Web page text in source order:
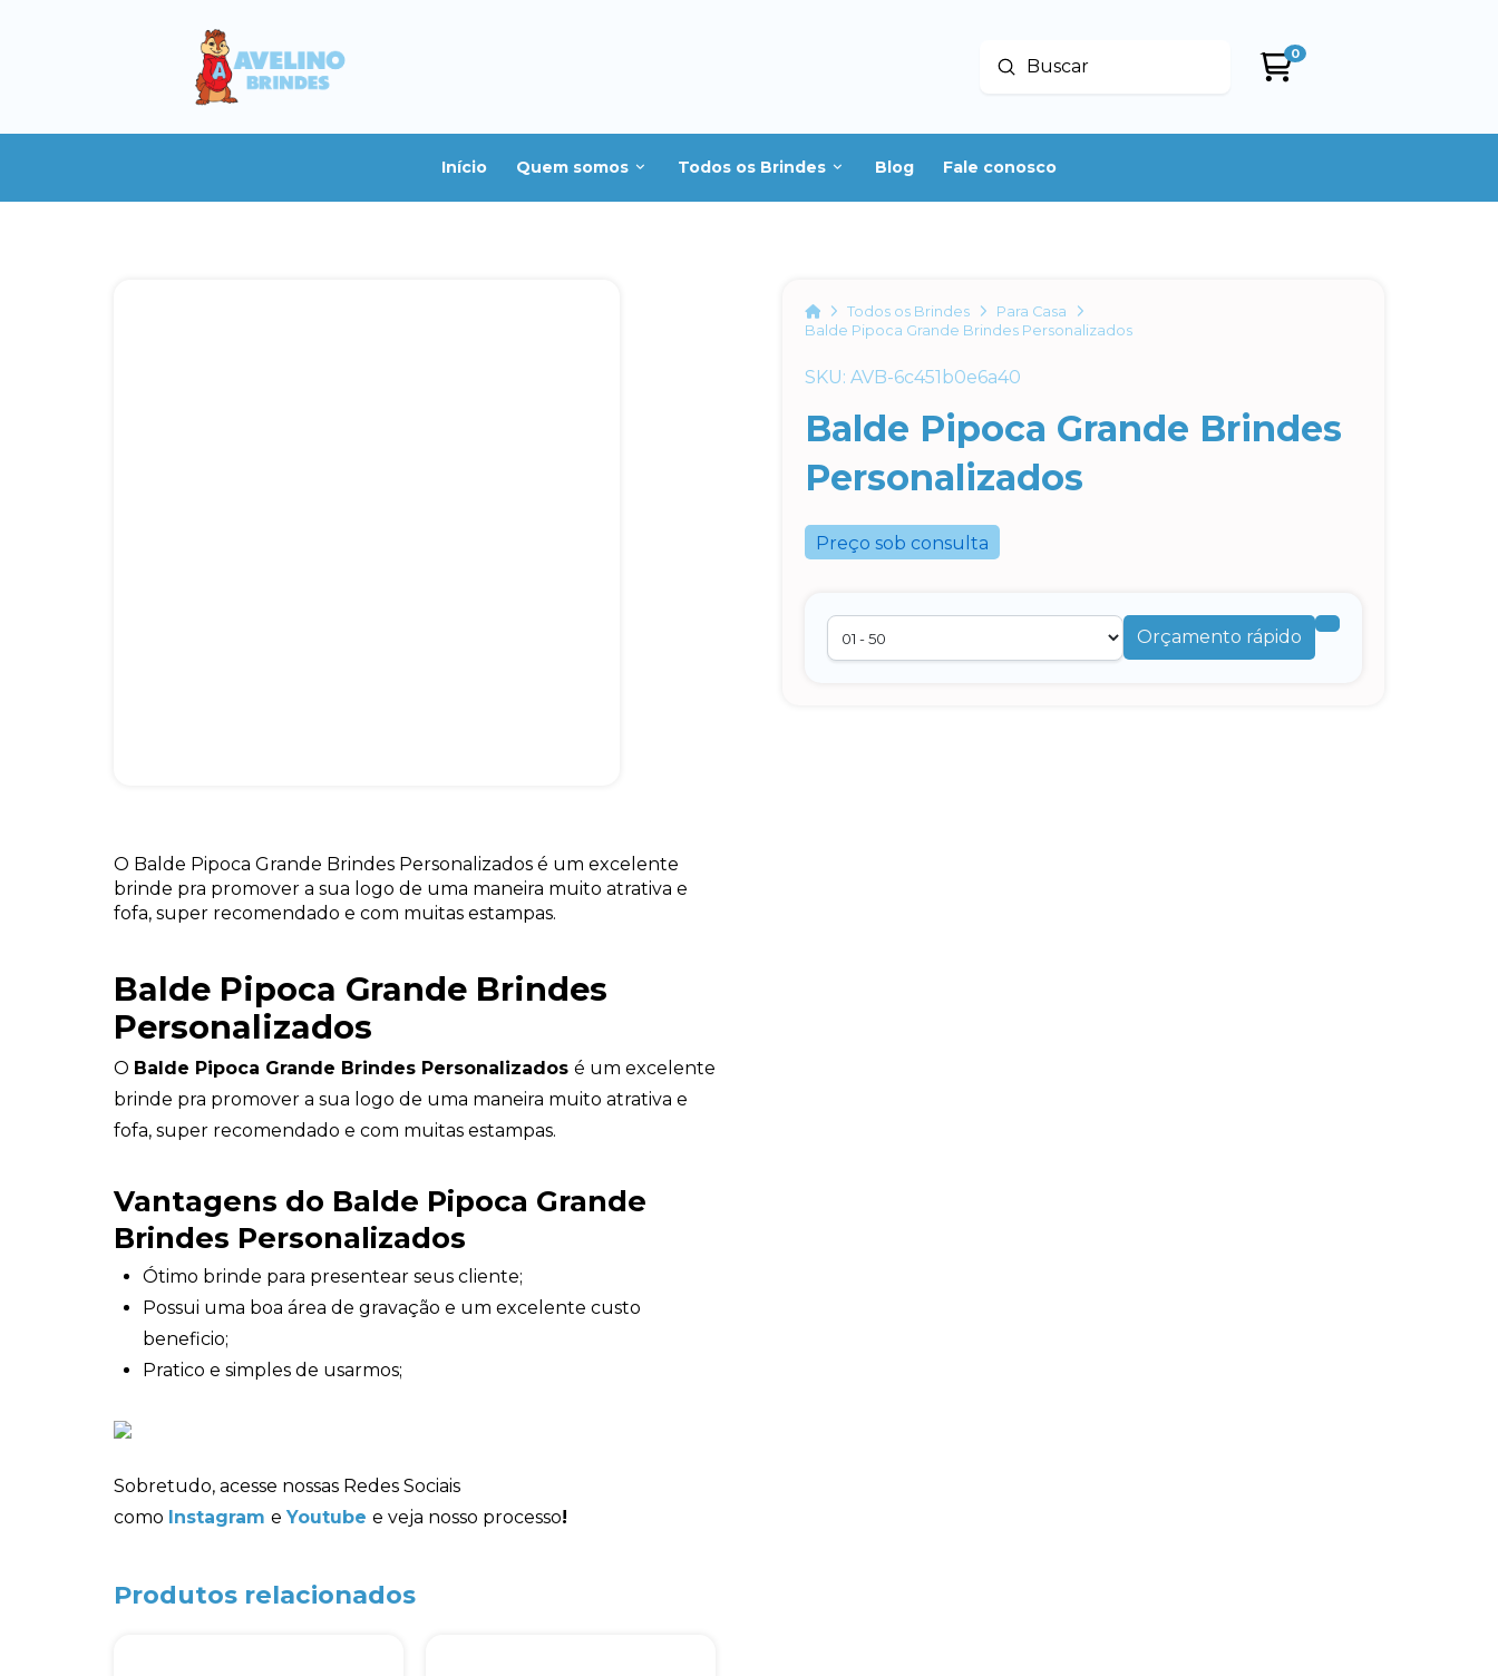
Buscar
Enviar
0
Início Quem somos Todos os Brindes Blog Fale conosco
HomeTodos os Brindes
Para Casa
Balde Pipoca Grande Brindes Personalizados
SKU: AVB-6c451b0e6a40
Balde Pipoca Grande Brindes
Personalizados
Preço sob consulta
Orçamento rápido
O Balde Pipoca Grande Brindes Personalizados é um excelente
brinde pra promover a sua logo de uma maneira muito atrativa e
fofa, super recomendado e com muitas estampas.
Balde Pipoca Grande Brindes
Personalizados
O Balde Pipoca Grande Brindes Personalizados é um excelente
brinde pra promover a sua logo de uma maneira muito atrativa e
fofa, super recomendado e com muitas estampas.
Vantagens do Balde Pipoca Grande
Brindes Personalizados
Ótimo brinde para presentear seus cliente;
Possui uma boa área de gravação e um excelente custo
beneficio;
Pratico e simples de usarmos;
Sobretudo, acesse nossas Redes Sociais
como Instagram e Youtube e veja nosso processo!
Produtos relacionados
online